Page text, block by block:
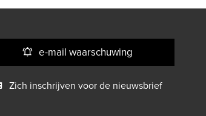
e-mail waarschuwing
Zich inschrijven voor de nieuwsbrief